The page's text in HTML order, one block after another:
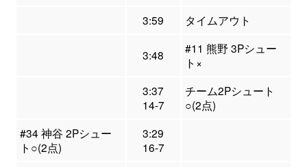
3:59 タイムアウト
3:48
#11 熊野 3Pシュー
ト×
3:37
14-7
チーム2Pシュート
○(2点)
#34 神谷 2Pシュー
ト○(2点)
3:29
16-7